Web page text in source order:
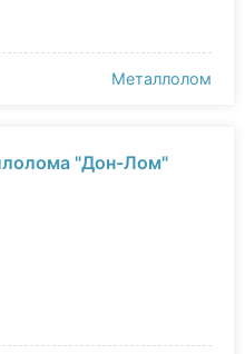
Металлолом
"Дон-Лом"